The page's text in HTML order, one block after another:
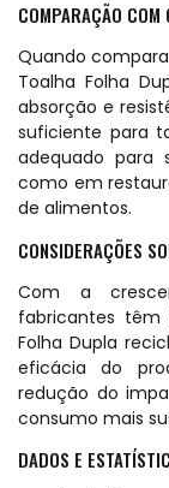
COMPARAÇÃO
Quando
Toalha Folha
absorção e
suficiente para
adequado para
como em
de alimentos.
CONSIDERAÇÕES
Com a
fabricantes têm
Folha Dupla
eficácia do
redução do
consumo mais
DADOS E